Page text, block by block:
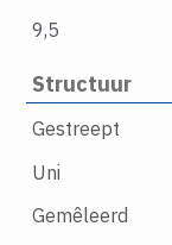
9,5
Structuur
Gestreept
Uni
Gemêleerd